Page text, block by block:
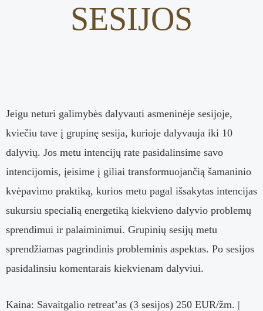
SESIJOS
Jeigu neturi galimybės dalyvauti asmeninėje sesijoje,
kviečiu tave į grupinę sesija, kurioje dalyvauja iki 10
dalyvių. Jos metu intencijų rate pasidalinsime savo
intencijomis, įeisime į giliai transformuojančią šamaninio
kvėpavimo praktiką, kurios metu pagal išsakytas intencijas
sukursiu specialią energetiką kiekvieno dalyvio problemų
sprendimui ir palaiminimui. Grupinių sesijų metu
sprendžiamas pagrindinis probleminis aspektas. Po sesijos
pasidalinsiu komentarais kiekvienam dalyviui.
Kaina: Savaitgalio retreat’as (3 sesijos) 250 EUR/žm. |